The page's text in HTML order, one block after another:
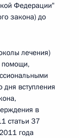
Федерации"
закона) до
лечения)
помощи,
вступления
в
статьи 37
года